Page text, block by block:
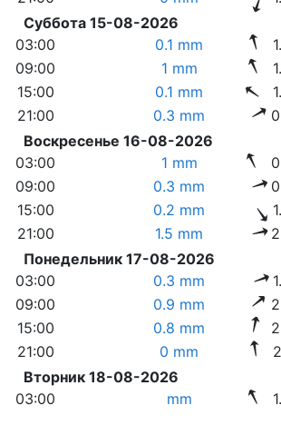
Суббота 15-08-2026
03:00
0.1 mm
09:00
1 mm
15:00
0.1 mm
21:00
0.3 mm
Воскресенье 16-08-2026
03:00
1 mm
09:00
0.3 mm
15:00
0.2 mm
21:00
1.5 mm
Понедельник 17-08-2026
03:00
0.3 mm
09:00
0.9 mm
15:00
0.8 mm
21:00
0 mm
Вторник 18-08-2026
03:00
mm